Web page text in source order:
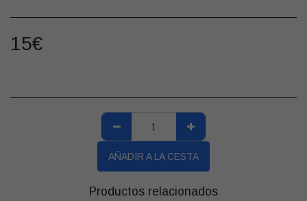
15€
AÑADIR A LA CESTA
Productos relacionados